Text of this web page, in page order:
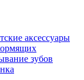
аксессуары
зубов